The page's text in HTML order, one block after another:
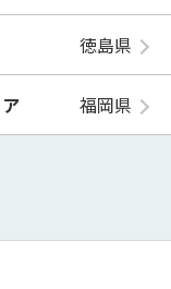
徳島県
福岡県